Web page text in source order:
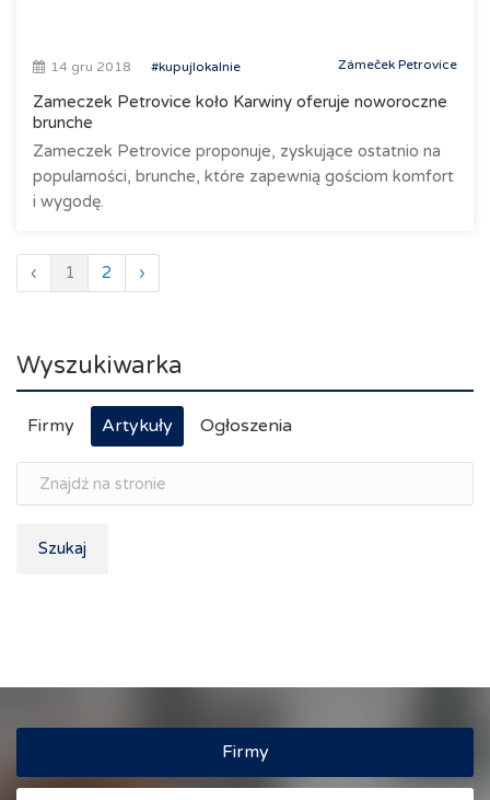
14 gru 2018 #kupujlokalnie Zámeček Petrovice
Zameczek Petrovice koło Karwiny oferuje noworoczne
brunche
Zameczek Petrovice proponuje, zyskujące ostatnio na
popularności, brunche, które zapewnią gościom komfort
i wygodę.
‹ 1 2 ›
Wyszukiwarka
Firmy Artykuły Ogłoszenia
Szukaj
Firmy